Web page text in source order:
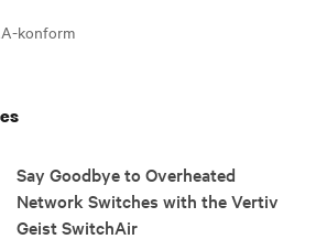
konform
Say Goodbye to Overheated
Network Switches with the Vertiv
Geist SwitchAir